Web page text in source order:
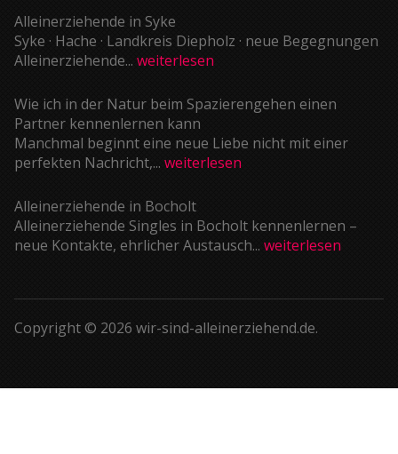
Alleinerziehende in Syke
Syke · Hache · Landkreis Diepholz · neue Begegnungen
Alleinerziehende... weiterlesen
Wie ich in der Natur beim Spazierengehen einen
Partner kennenlernen kann
Manchmal beginnt eine neue Liebe nicht mit einer
perfekten Nachricht,... weiterlesen
Alleinerziehende in Bocholt
Alleinerziehende Singles in Bocholt kennenlernen –
neue Kontakte, ehrlicher Austausch... weiterlesen
Copyright © 2026 wir-sind-alleinerziehend.de.